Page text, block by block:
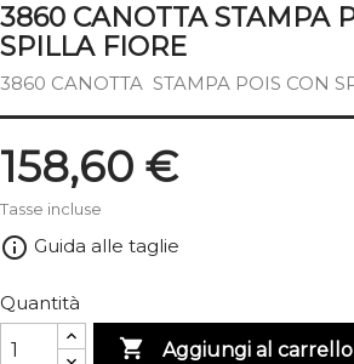
3860 CANOTTA STAMPA
SPILLA FIORE
3860 CANOTTA STAMPA POIS CON
158,60 €
Tasse incluse
info_outline Guida alle taglie
Quantità
 Aggiungi al carrello